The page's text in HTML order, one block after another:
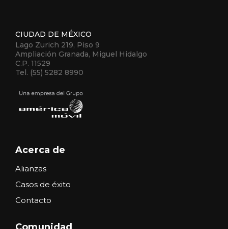
CIUDAD DE MÉXICO
Lago Zurich 219, Piso 9
Ampliación Granada, Miguel Hidalgo
C.P. 11529
Tel. (55) 5282 8990
Acerca de
Alianzas
Casos de éxito
Contacto